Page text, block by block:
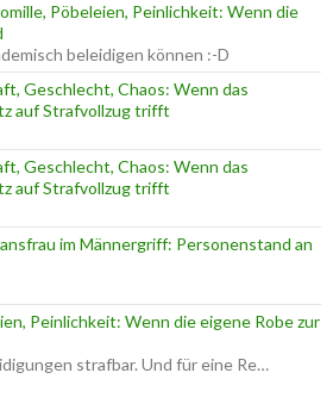
Pöbeleien, Peinlichkeit: Wenn die
beleidigen können :-D
Geschlecht, Chaos: Wenn das
auf Strafvollzug trifft
Geschlecht, Chaos: Wenn das
auf Strafvollzug trifft
im Männergriff: Personenstand an
Peinlichkeit: Wenn die eigene Robe zur
strafbar. Und für eine Re…